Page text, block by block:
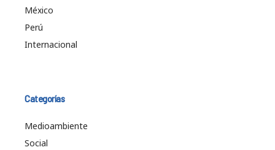
México
Perú
Internacional
Categorías
Medioambiente
Social